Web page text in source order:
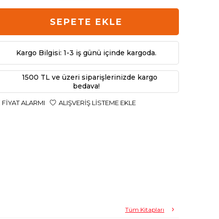
SEPETE EKLE
Kargo Bilgisi: 1-3 iş günü içinde kargoda.
1500 TL ve üzeri siparişlerinizde kargo
bedava!
FIYAT ALARMI ALIŞVERIŞ LISTEME EKLE
Tüm Kitapları